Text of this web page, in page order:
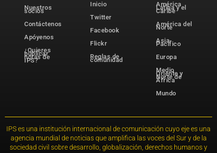
Nuestros
socios
Contáctenos
Apóyenos
¿Quieres
publicar
notas de
IPS?
Inicio
Twitter
Facebook
Flickr
Reglas de
comunidad
América
Latina y el
Caribe
América del
Norte
Asia-
Pacífico
Europa
Medio
Oriente y
Norte de
África
Mundo
IPS es una institución internacional de comunicación cuyo eje es una
agencia mundial de noticias que amplifica las voces del Sur y de la
sociedad civil sobre desarrollo, globalización, derechos humanos y